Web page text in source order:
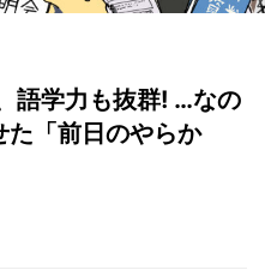
語学力も抜群! …なの
た「前日のやらか